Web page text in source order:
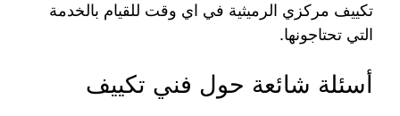
تكييف مركزي الرميثية في اي وقت للقيام بالخدمة
التي تحتاجونها.
أسئلة شائعة حول فني تكييف